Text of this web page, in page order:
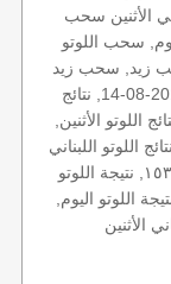
الأثنين سحب
سحب اللوتو
اليوم سحب زيد, سحب زيد
لوتو في لبنان لوتو لوتو 1535, لوتو الأثنين 2017-08-14, نتائج
نتائج اللوتو نتائج اللوتو 2017-08-14, نتائج اللوتو الأثنين,
اللوتو اللبناني
اليوم نتائج سحب اللوتو اللبناني اليوم نتيجة ١٥٣٥, نتيجة اللوتو
نتيجة اللوتو اليوم,